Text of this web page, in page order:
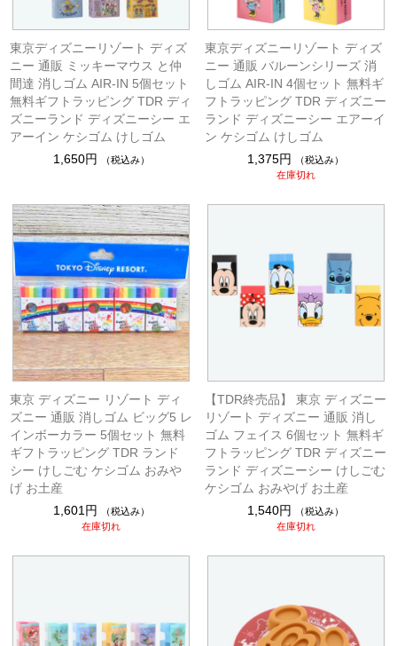
東京ディズニーリゾート ディズ
ニー 通販 ミッキーマウス と仲
間達 消しゴム AIR-IN 5個セット
無料ギフトラッピング TDR ディ
ズニーランド ディズニーシー エ
アーイン ケシゴム けしゴム
1,650円
（税込み）
東京ディズニーリゾート ディズ
ニー 通販 バルーンシリーズ 消
しゴム AIR-IN 4個セット 無料ギ
フトラッピング TDR ディズニー
ランド ディズニーシー エアーイ
ン ケシゴム けしゴム
1,375円
（税込み）
在庫切れ
東京 ディズニー リゾート ディ
ズニー 通販 消しゴム ビッグ5 レ
インボーカラー 5個セット 無料
ギフトラッピング TDR ランド
シー けしごむ ケシゴム おみや
げ お土産
1,601円
（税込み）
在庫切れ
【TDR終売品】 東京 ディズニー
リゾート ディズニー 通販 消し
ゴム フェイス 6個セット 無料ギ
フトラッピング TDR ディズニー
ランド ディズニーシー けしごむ
ケシゴム おみやげ お土産
1,540円
（税込み）
在庫切れ